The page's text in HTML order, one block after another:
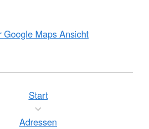
Google Maps Ansicht
Start
Adressen